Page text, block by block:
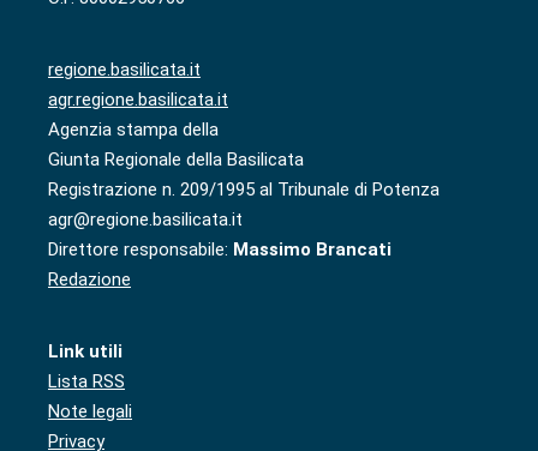
regione.basilicata.it
agr.regione.basilicata.it
Agenzia stampa della
Giunta Regionale della Basilicata
Registrazione n. 209/1995 al Tribunale di Potenza
agr@regione.basilicata.it
Direttore responsabile: Massimo Brancati
Redazione
Link utili
Lista RSS
Note legali
Privacy